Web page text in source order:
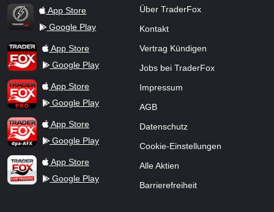
TraderFox Flash
App Store
Google Play
TraderFox AppApp Store
Google Play
TraderFox ProApp Store
Google Play
TraderFox dpa-AFX ProFeed
App Store
Google Play
TraderFox Live Trading
App Store
Google Play
Über TraderFox
Kontakt
Vertrag Kündigen
Jobs bei TraderFox
Impressum
AGB
Datenschutz
Cookie-Einstellungen
Alle Aktien
Barrierefreiheit